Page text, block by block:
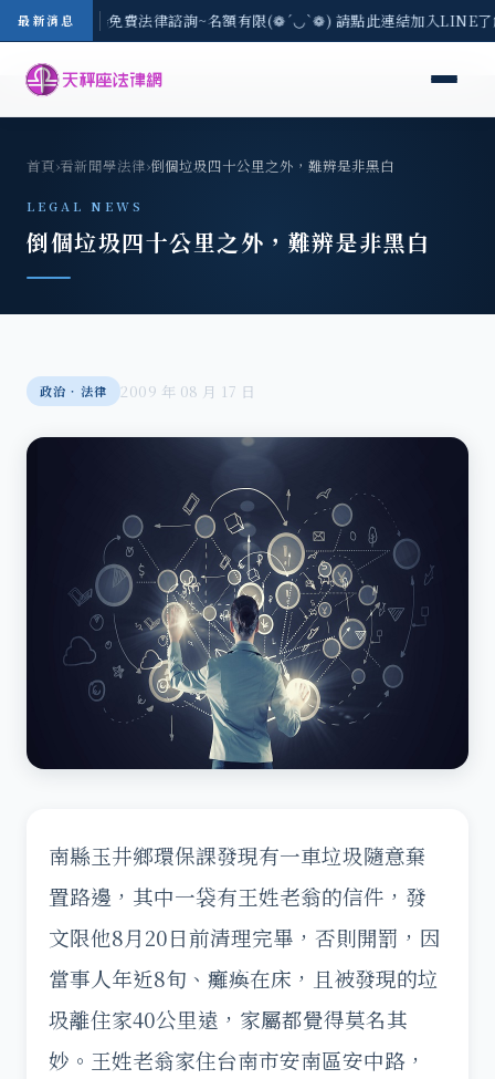
最新消息
-8/3(一) 現場免費法律諮詢~名額有限(❁´◡`❁) 請點此連結加入LINE
首頁›看新聞學法律›倒個垃圾四十公里之外，難辨是非黑白
LEGAL NEWS
倒個垃圾四十公里之外，難辨是非黑白
政治‧法律 2009 年 08 月 17 日
南縣玉井鄉環保課發現有一車垃圾隨意棄
置路邊，其中一袋有王姓老翁的信件，發
文限他8月20日前清理完畢，否則開罰，因
當事人年近8旬、癱瘓在床，且被發現的垃
圾離住家40公里遠，家屬都覺得莫名其
妙。王姓老翁家住台南市安南區安中路，